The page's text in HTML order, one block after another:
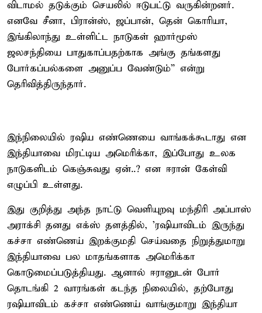
விடாமல் தடுக்கும் செயலில் ஈடுபட்டு வருகின்றனர்.
எனவே சீனா, பிரான்ஸ், ஜப்பான், தென் கொரியா,
இங்கிலாந்து உள்ளிட்ட நாடுகள் ஹார்மூஸ்
ஜலசந்தியை பாதுகாப்பதற்காக அங்கு தங்களது
போர்கப்பல்களை அனுப்ப வேண்டும்” என்று
தெரிவித்திருந்தார்.
இந்நிலையில் ரஷிய எண்ணெயை வாங்கக்கூடாது என
இந்தியாவை மிரட்டிய அமெரிக்கா, இப்போது உலக
நாடுகளிடம் கெஞ்சுவது ஏன்..? என ஈரான் கேள்வி
எழுப்பி உள்ளது.
இது குறித்து அந்த நாட்டு வெளியுறவு மந்திரி அப்பாஸ்
அராக்சி தனது எக்ஸ் தளத்தில், 'ரஷியாவிடம் இருந்து
கச்சா எண்ணெய் இறக்குமதி செய்வதை நிறுத்துமாறு
இந்தியாவை பல மாதங்களாக அமெரிக்கா
கொடுமைப்படுத்தியது. ஆனால் ஈரானுடன் போர்
தொடங்கி 2 வாரங்கள் கடந்த நிலையில், தற்போது
ரஷியாவிடம் கச்சா எண்ணெய் வாங்குமாறு இந்தியா